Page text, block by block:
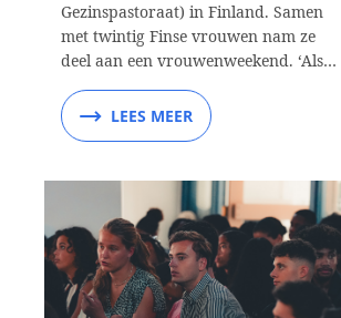
Gezinspastoraat) in Finland. Samen
met twintig Finse vrouwen nam ze
deel aan een vrouwenweekend. ‘Als…
LEES MEER